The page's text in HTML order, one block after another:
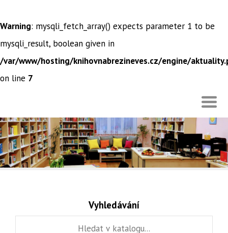
Warning: mysqli_fetch_array() expects parameter 1 to be
mysqli_result, boolean given in
/var/www/hosting/knihovnabrezineves.cz/engine/
on line 7
Vyhledávání